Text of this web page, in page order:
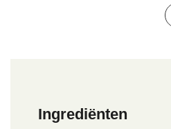
Ingrediënten